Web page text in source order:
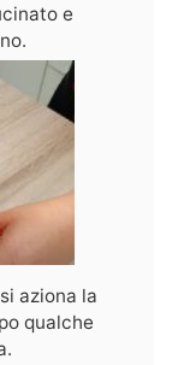
e
aziona la
qualche